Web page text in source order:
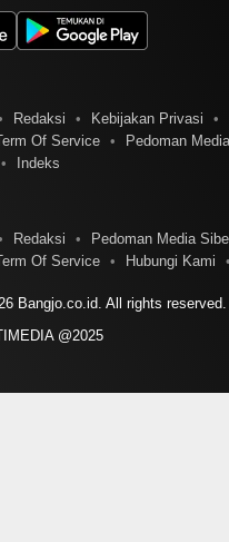
Redaksi Kebijakan Privasi
Of Service
Pedoman
Indeks
Redaksi Pedoman Media
Of Service Hubungi Kami
Bangjo.co.id. All rights reserved.
@2025